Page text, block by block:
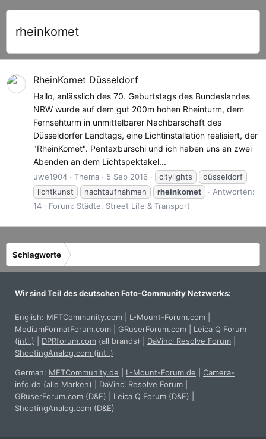
rheinkomet
RheinKomet Düsseldorf
Hallo, anlässlich des 70. Geburtstags des Bundeslandes
NRW wurde auf dem gut 200m hohen Rheinturm, dem
Fernsehturm in unmittelbarer Nachbarschaft des
Düsseldorfer Landtags, eine Lichtinstallation realisiert, der
"RheinKomet". Pentaxburschi und ich haben uns an zwei
Abenden an dem Lichtspektakel...
uwe1904 Thema 5 Sep 2016 citylights
düsseldorf
lichtkunst
nachtaufnahmen rheinkomet
Antworten:
14
Forum: Städte, Street Life & Transport
Schlagworte
Wir sind Teil des deutschen Foto-Community Netzwerks:
English: MFTCommunity.com L-Mount-Forum.com
MediumFormatForum.com
GRuserForum.com
Leica Q Forum
(intl.)
DPRforum.com (all brands) DaVinci Resolve Forum
ShootingAnalog.com (intl.)
German: MFTCommunity.de L-Mount-Forum.de
Camera-
info.de (alle Marken) DaVinci Resolve Forum
GRuserForum.com (D&E)
Leica Q Forum (D&E)
ShootingAnalog.com (D&E)